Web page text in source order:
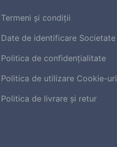
Termeni și condiții
Date de identificare Societate
Politica de confidențialitate
Politica de utilizare Cookie-uri
Politica de livrare şi retur